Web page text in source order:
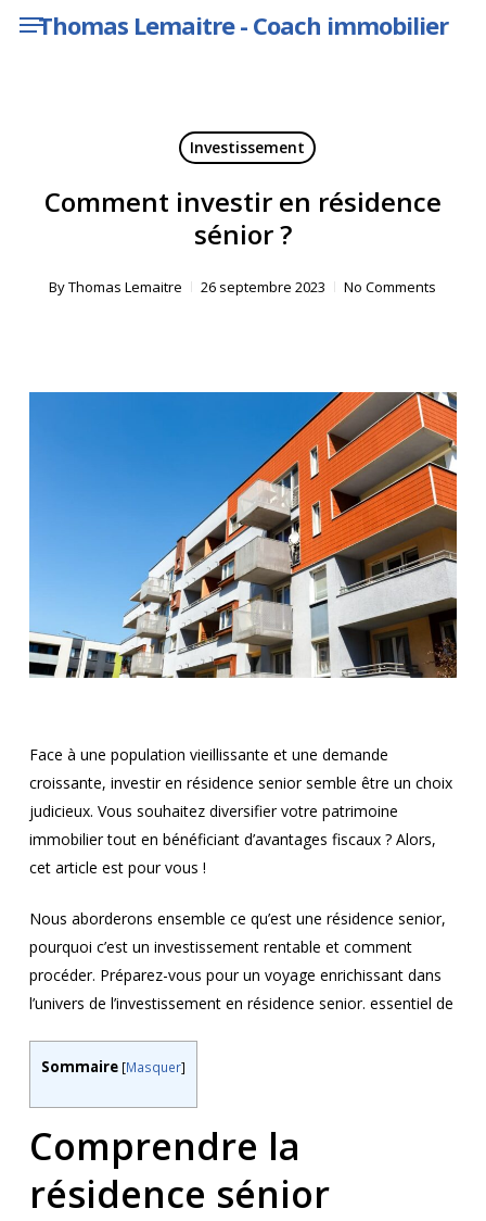
Skip Thomas Lemaitre - Coach immobilier
Menu
Investissement
Comment investir en résidence
sénior ?
ByThomas Lemaitre 26 septembre 2023 No Comments
Face à une population vieillissante et une demande
croissante, investir en résidence senior semble être un choix
judicieux. Vous souhaitez diversifier votre patrimoine
immobilier tout en bénéficiant d’avantages fiscaux ? Alors,
cet article est pour vous !
Nous aborderons ensemble ce qu’est une résidence senior,
pourquoi c’est un investissement rentable et comment
procéder. Préparez-vous pour un voyage enrichissant dans
l’univers de l’investissement en résidence senior. essentiel de
Sommaire [Masquer]
Comprendre la
résidence sénior